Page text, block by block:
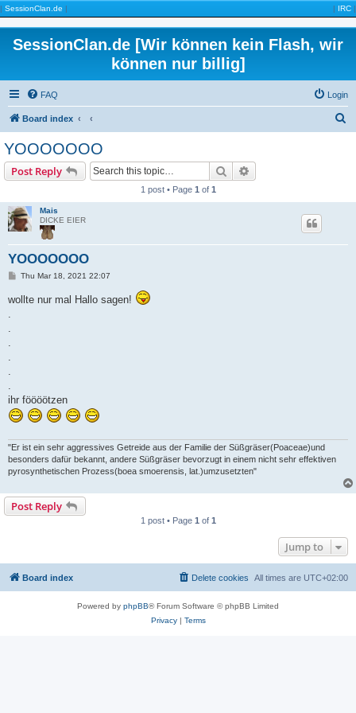
| SessionClan.de | | IRC |
SessionClan.de [Wir können kein Flash, wir
können nur billig]
FAQ Login
Board index
YOOOOOOO
Post Reply Search
1 post • Page 1 of 1
Mais
DICKE EIER
YOOOOOOO
P
s
t
Thu Mar 18, 2021 22:07
wollte nur mal Hallo sagen!
.
.
.
.
.
.
ihr föööötzen
"Er ist ein sehr aggressives Getreide aus der Familie der Süßgräser(Poaceae)und
besonders dafür bekannt, andere Süßgräser bevorzugt in einem nicht sehr effektiven
pyrosynthetischen Prozess(boea smoerensis, lat.)umzusetzten"
Post Reply
1 post • Page 1 of 1
Jump to
Board index All times are UTC+02:00
Delete cookies
Powered by phpBB® Forum Software © phpBB Limited
Privacy| Terms